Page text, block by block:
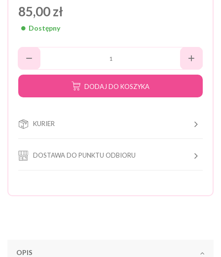
85,00 zł
Dostępny
DODAJ DO KOSZYKA
KURIER
DOSTAWA DO PUNKTU ODBIORU
OPIS